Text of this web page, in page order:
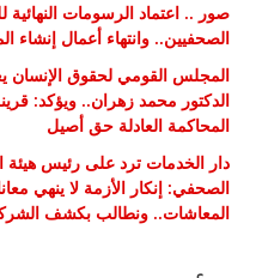
صور .. اعتماد الرسومات النهائية
الصحفيين.. وانتهاء أعمال إنشاء
المجلس القومي لحقوق الإنسان
الدكتور محمد زهران.. ويؤكد:
المحاكمة العادلة حق أصيل
دار الخدمات ترد على رئيس هيئة
الصحفي: إنكار الأزمة لا ينهي
المعاشات.. ونطالب بكشف